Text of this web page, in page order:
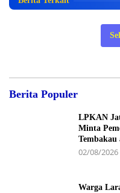
Berita Populer
LPKAN
Minta
02/08/2026
Warga